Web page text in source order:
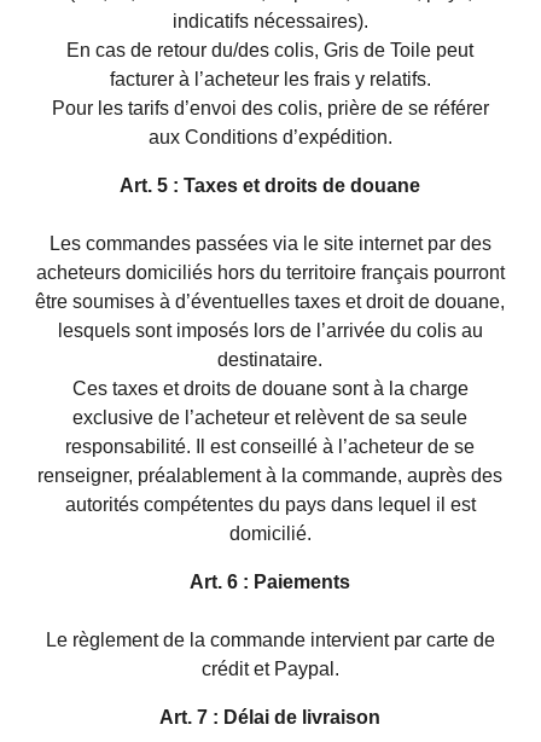
indicatifs nécessaires).
En cas de retour du/des colis, Gris de Toile peut
facturer à l’acheteur les frais y relatifs.
Pour les tarifs d’envoi des colis, prière de se référer
aux Conditions d’expédition.
Art. 5 : Taxes et droits de douane
Les commandes passées via le site internet par des
acheteurs domiciliés hors du territoire français pourront
être soumises à d’éventuelles taxes et droit de douane,
lesquels sont imposés lors de l’arrivée du colis au
destinataire.
Ces taxes et droits de douane sont à la charge
exclusive de l’acheteur et relèvent de sa seule
responsabilité. Il est conseillé à l’acheteur de se
renseigner, préalablement à la commande, auprès des
autorités compétentes du pays dans lequel il est
domicilié.
Art. 6 : Paiements
Le règlement de la commande intervient par carte de
crédit et Paypal.
Art. 7 : Délai de livraison